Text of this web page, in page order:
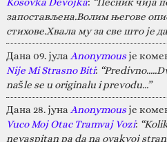
запостављена.Волим његове
стихове.Хвала му за све што је
Дана 09. јула Anonymousје
Nije Mi Strasno Biti:
našle se u originalu i prevodu...”
Дана 28. јуна Anonymousје
Vuco Moj Otac Tramvaj Vozi:
nevaspitan pa da na ovakvoj